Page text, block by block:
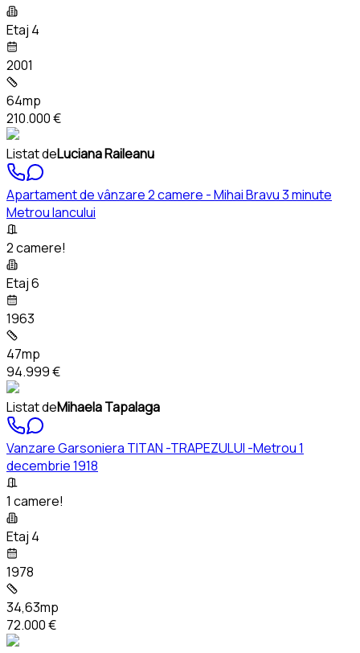
Etaj 4
2001
64mp
210.000 €
Listat deLuciana Raileanu
Apartament de vânzare 2 camere - Mihai Bravu 3 minute
Metrou Iancului
2 camere!
Etaj 6
1963
47mp
94.999 €
Listat deMihaela Tapalaga
Vanzare Garsoniera TITAN -TRAPEZULUI -Metrou 1
decembrie 1918
1 camere!
Etaj 4
1978
34,63mp
72.000 €